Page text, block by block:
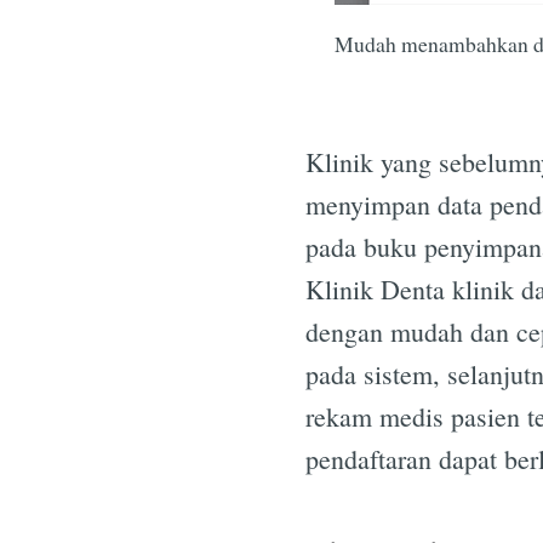
Mudah menambahkan
Klinik yang
menyimpan data
pada buku
Klinik Denta klinik
dengan mudah dan
pada sistem,
rekam medis pasien
pendaftaran dapat